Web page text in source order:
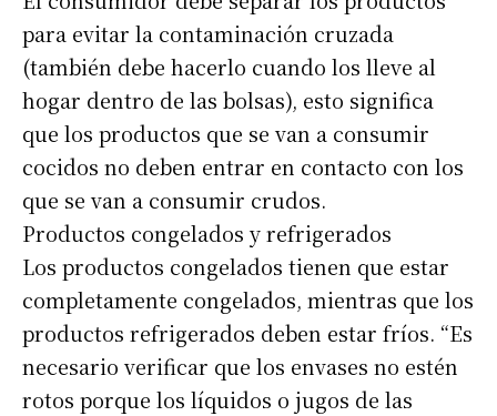
para evitar la contaminación cruzada
(también debe hacerlo cuando los lleve al
hogar dentro de las bolsas), esto significa
que los productos que se van a consumir
cocidos no deben entrar en contacto con los
que se van a consumir crudos.
Productos congelados y refrigerados
Los productos congelados tienen que estar
completamente congelados, mientras que los
productos refrigerados deben estar fríos. “Es
necesario verificar que los envases no estén
rotos porque los líquidos o jugos de las